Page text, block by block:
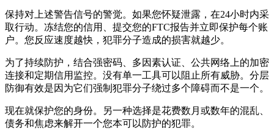
保持对上述警告信号的警觉。如果您怀疑泄露，在24小时内采
取行动。冻结您的信用、提交您的FTC报告并立即保护每个账
户。您反应速度越快，犯罪分子造成的损害就越少。
为了持续防护，结合强密码、多因素认证、公共网络上的加密
连接和定期信用监控。没有单一工具可以阻止所有威胁。分层
防御有效是因为它们强制犯罪分子绕过多个障碍而不是一个。
现在就保护您的身份。另一种选择是花费数月或数年的混乱、
债务和焦虑来解开一个您本可以防护的犯罪。